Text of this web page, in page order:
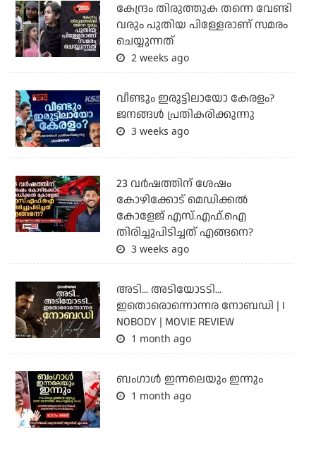
കേന്ദ്രം തിരുത്തുക തന്നെ വേണ്ടി
വരും പുതിയ പിള്ളേരാണ് സമരം
ചെയ്യുന്നത്
2 weeks ago
വീണ്ടും ഇരുട്ടിലായോ കേരളം?
ജനങ്ങൾ പ്രതികരിക്കുന്നു
3 weeks ago
23 വർഷത്തിന് ശേഷം
കോഴിക്കോട് മെഡിക്കൽ
കോളേജ് എസ്.എഫ്.ഐ
തിരിച്ചുപിടിച്ചത് എങ്ങനെ?
3 weeks ago
അടി... അടിയോടടി...
ഇതൊരൊന്നൊന്നര നോബഡി | I
NOBODY | MOVIE REVIEW
1 month ago
ബംഗാള്‍ ഇന്നലെയും ഇന്നും
1 month ago